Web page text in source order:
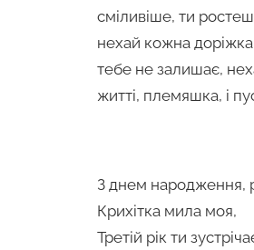
сміливіше, ти
нехай кожна доріжка
тебе не залишає,
житті, племяшка, і
З днем народження,
Крихітка мила моя,
Третій рік ти